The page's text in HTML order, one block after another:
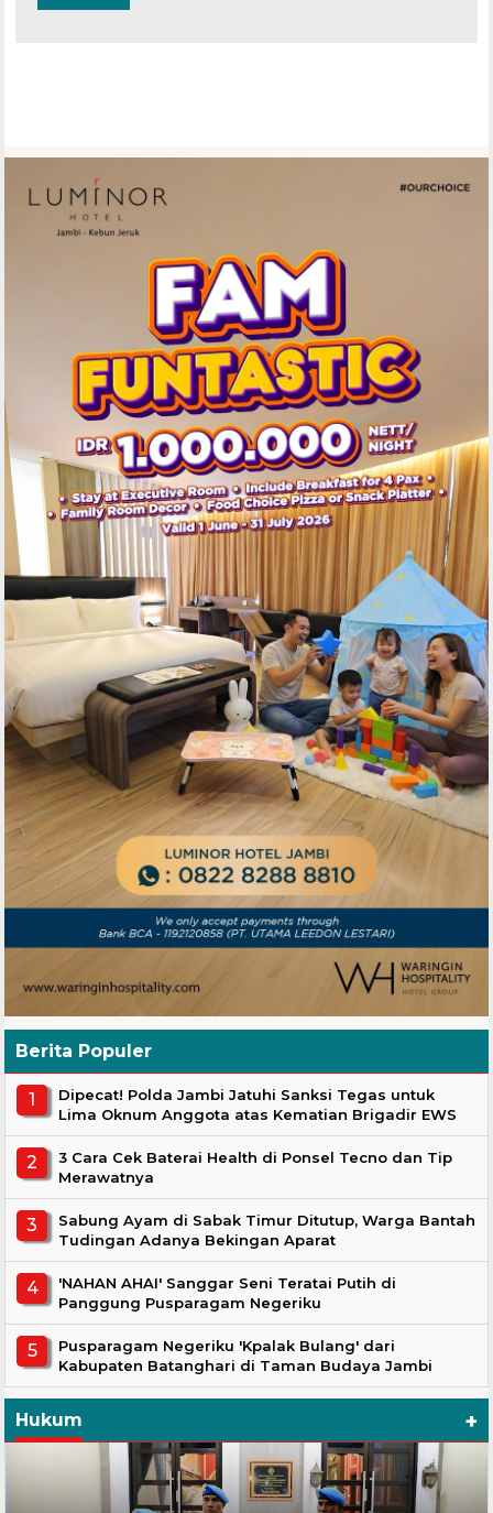
Berita Populer
Dipecat! Polda Jambi Jatuhi Sanksi Tegas untuk
Lima Oknum Anggota atas Kematian Brigadir EWS
3 Cara Cek Baterai Health di Ponsel Tecno dan Tip
Merawatnya
Sabung Ayam di Sabak Timur Ditutup, Warga Bantah
Tudingan Adanya Bekingan Aparat
'NAHAN AHAI' Sanggar Seni Teratai Putih di
Panggung Pusparagam Negeriku
Pusparagam Negeriku 'Kpalak Bulang' dari
Kabupaten Batanghari di Taman Budaya Jambi
Hukum +